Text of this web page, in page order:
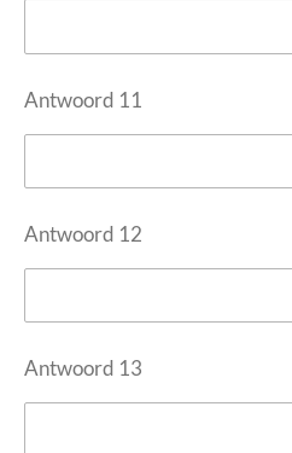
Antwoord 11
Antwoord 12
Antwoord 13